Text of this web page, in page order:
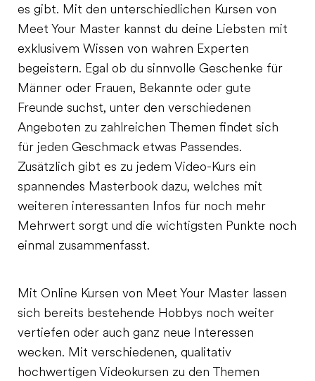
es gibt. Mit den unterschiedlichen Kursen von
Meet Your Master kannst du deine Liebsten mit
exklusivem Wissen von wahren Experten
begeistern. Egal ob du sinnvolle Geschenke für
Männer oder Frauen, Bekannte oder gute
Freunde suchst, unter den verschiedenen
Angeboten zu zahlreichen Themen findet sich
für jeden Geschmack etwas Passendes.
Zusätzlich gibt es zu jedem Video-Kurs ein
spannendes Masterbook dazu, welches mit
weiteren interessanten Infos für noch mehr
Mehrwert sorgt und die wichtigsten Punkte noch
einmal zusammenfasst.
Mit Online Kursen von Meet Your Master lassen
sich bereits bestehende Hobbys noch weiter
vertiefen oder auch ganz neue Interessen
wecken. Mit verschiedenen, qualitativ
hochwertigen Videokursen zu den Themen